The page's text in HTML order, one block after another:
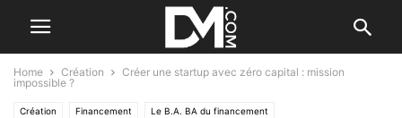
Home Création
Créer une startup avec zéro capital : mission
impossible ?
Création Financement Le B.A. BA du financement